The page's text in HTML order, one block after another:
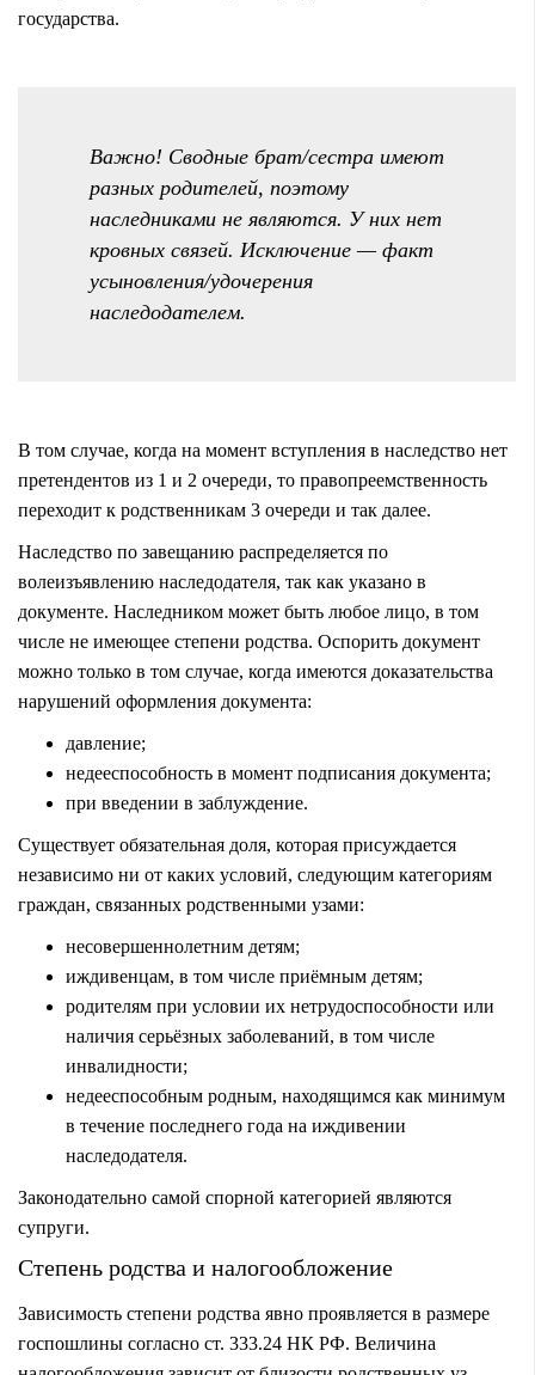
государства.
Важно! Сводные брат/сестра имеют
разных родителей, поэтому
наследниками не являются. У них нет
кровных связей. Исключение — факт
усыновления/удочерения
наследодателем.
В том случае, когда на момент вступления в наследство нет
претендентов из 1 и 2 очереди, то правопреемственность
переходит к родственникам 3 очереди и так далее.
Наследство по завещанию распределяется по
волеизъявлению наследодателя, так как указано в
документе. Наследником может быть любое лицо, в том
числе не имеющее степени родства. Оспорить документ
можно только в том случае, когда имеются доказательства
нарушений оформления документа:
давление;
недееспособность в момент подписания документа;
при введении в заблуждение.
Существует обязательная доля, которая присуждается
независимо ни от каких условий, следующим категориям
граждан, связанных родственными узами:
несовершеннолетним детям;
иждивенцам, в том числе приёмным детям;
родителям при условии их нетрудоспособности или
наличия серьёзных заболеваний, в том числе
инвалидности;
недееспособным родным, находящимся как минимум
в течение последнего года на иждивении
наследодателя.
Законодательно самой спорной категорией являются
супруги.
Степень родства и налогообложение
Зависимость степени родства явно проявляется в размере
госпошлины согласно ст. 333.24 НК РФ. Величина